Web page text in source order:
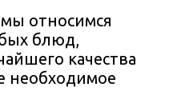
относимся
блюд,
качества
необходимое